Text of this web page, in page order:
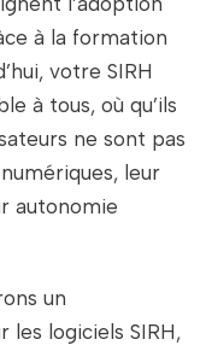
à la formation
votre SIRH
à tous, où qu’ils
ne sont pas
leur
autonomie
un
logiciels SIRH,